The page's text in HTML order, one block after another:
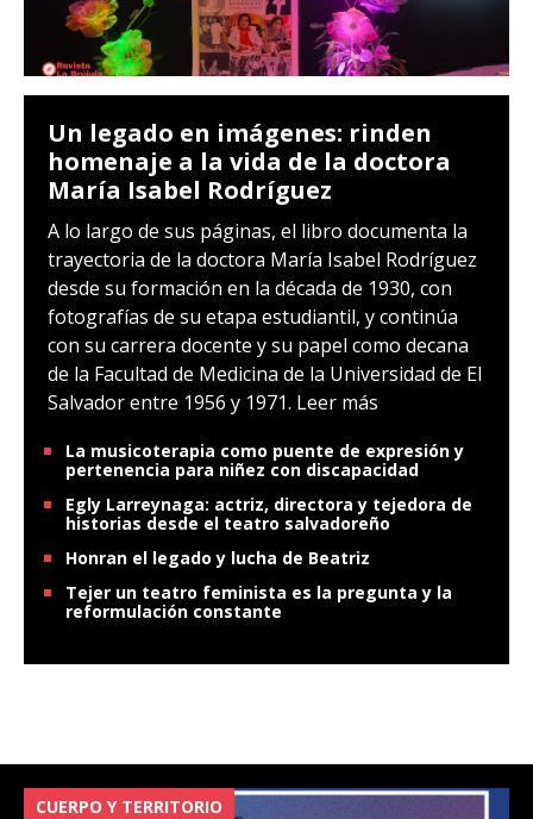
Un legado en imágenes: rinden
homenaje a la vida de la doctora
María Isabel Rodríguez
A lo largo de sus páginas, el libro documenta la
trayectoria de la doctora María Isabel Rodríguez
desde su formación en la década de 1930, con
fotografías de su etapa estudiantil, y continúa
con su carrera docente y su papel como decana
de la Facultad de Medicina de la Universidad de El
Salvador entre 1956 y 1971. Leer más
La musicoterapia como puente de expresión y
pertenencia para niñez con discapacidad
Egly Larreynaga: actriz, directora y tejedora de
historias desde el teatro salvadoreño
Honran el legado y lucha de Beatriz
Tejer un teatro feminista es la pregunta y la
reformulación constante
CUERPO Y TERRITORIO